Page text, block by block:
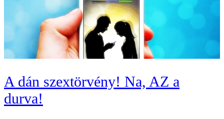
A dán szextörvény! Na, AZ a
durva!